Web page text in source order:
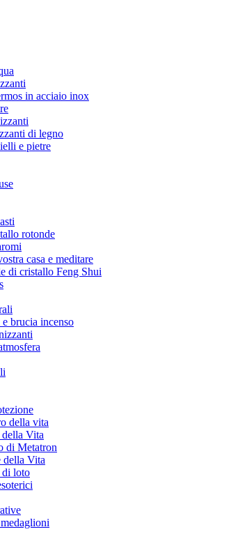
in acciaio inox
di legno
e pietre
rotonde
casa e meditare
di cristallo Feng Shui
brucia incenso
della vita
Vita
di Metatron
della Vita
loto